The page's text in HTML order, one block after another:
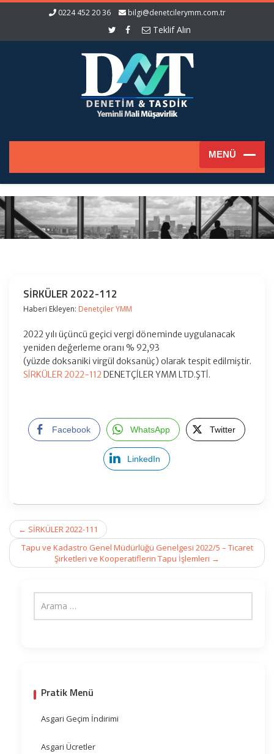
0224 452 20 36 bilgi@denetcilerymm.com.tr
Teklif Alın
SİRKÜLER 2022-112
Haberi Ekleyen: Denetçiler YMM
2022 yılı üçüncü geçici vergi döneminde uygulanacak
yeniden değerleme oranı % 92,93
(yüzde doksaniki virgül doksanüç) olarak tespit edilmiştir.
SİRKÜLER 2022-112DENETÇİLER YMM LTD.ŞTİ.
Facebook WhatsApp Twitter
LinkedIn
Post
navigation
← SİRKÜLER 2022-111
Tapu ve Kadastro Genel Müdürlüğü Genelgesi 2022/5 – Ticaret
Şirketleri ve Kooperatiflerin Tapu İşlemleri →
Pratik Menü
Asgari Geçim İndirimi
Asgari Ücretler